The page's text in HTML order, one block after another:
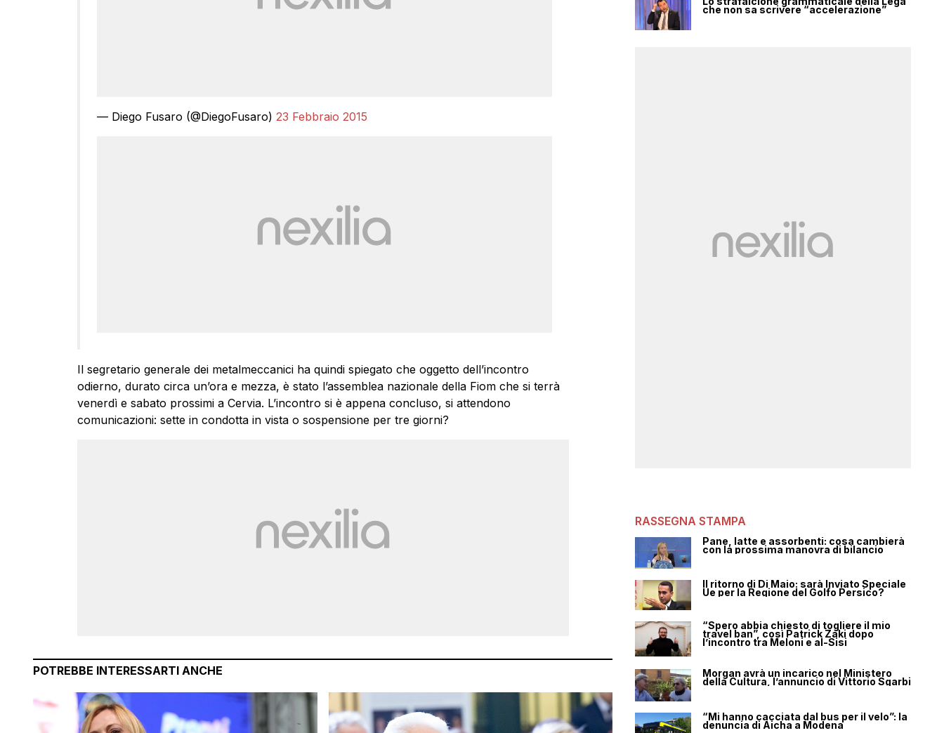
— Diego Fusaro (@DiegoFusaro) 23 Febbraio 2015
Il segretario generale dei metalmeccanici ha quindi spiegato che oggetto dell’incontro
odierno, durato circa un’ora e mezza, è stato l’assemblea nazionale della Fiom che si terrà
venerdì e sabato prossimi a Cervia. L’incontro si è appena concluso, si attendono
comunicazioni: sette in condotta in vista o sospensione per tre giorni?
POTREBBE INTERESSARTI ANCHE
che non sa scrivere “accelerazione”
RASSEGNA STAMPA
Pane, latte e assorbenti: cosa cambierà
con la prossima manovra di bilancio
Il ritorno di Di Maio: sarà Inviato Speciale
Ue per la Regione del Golfo Persico?
“Spero abbia chiesto di togliere il mio
travel ban”, così Patrick Zaki dopo
l’incontro tra Meloni e al-Sisi
Morgan avrà un incarico nel Ministero
della Cultura, l’annuncio di Vittorio Sgarbi
“Mi hanno cacciata dal bus per il velo”: la
denuncia di Aicha a Modena